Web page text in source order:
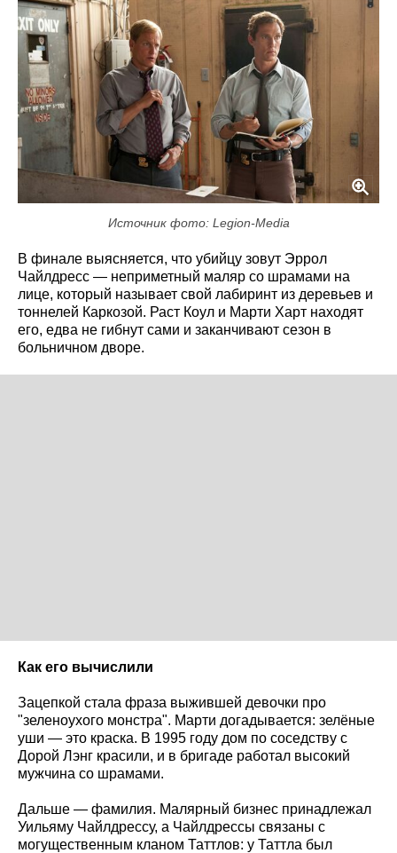
Источник фото: Legion-Media
В финале выясняется, что убийцу зовут Эррол
Чайлдресс — неприметный маляр со шрамами на
лице, который называет свой лабиринт из деревьев и
тоннелей Каркозой. Раст Коул и Марти Харт находят
его, едва не гибнут сами и заканчивают сезон в
больничном дворе.
Как его вычислили
Зацепкой стала фраза выжившей девочки про
"зеленоухого монстра". Марти догадывается: зелёные
уши — это краска. В 1995 году дом по соседству с
Дорой Лэнг красили, и в бригаде работал высокий
мужчина со шрамами.
Дальше — фамилия. Малярный бизнес принадлежал
Уильяму Чайлдрессу, а Чайлдрессы связаны с
могущественным кланом Таттлов: у Таттла был